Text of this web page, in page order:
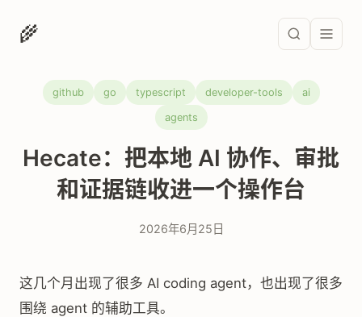
🌾
github go typescript developer-tools ai
agents
Hecate：把本地 AI 协作、审批
和证据链收进一个操作台
2026年6月25日
这几个月出现了很多 AI coding agent，也出现了很多
围绕 agent 的辅助工具。